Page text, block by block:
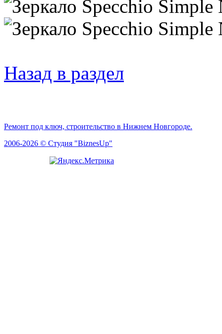
Назад в раздел
Ремонт под ключ, строительство в Нижнем Новгороде.
2006-2026 © Студия "BiznesUp"